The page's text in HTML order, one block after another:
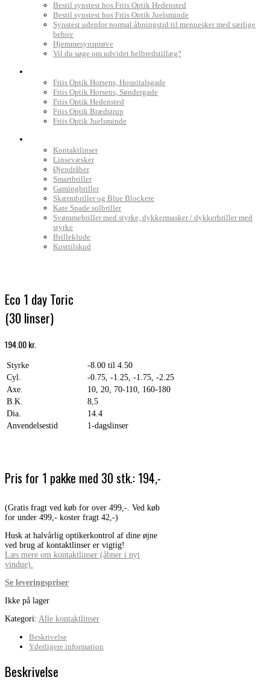
Bestil synstest hos Friis Optik Hedensted
Bestil synstest hos Friis Optik Juelsminde
Synstest udenfor normal åbningstid til mennesker med særlige
behov
Hjemmesynsprøve
Vil du søge om udvidet helbredstillæg?
Friis Optik Horsens, Hospitalsgade
Friis Optik Horsens, Søndergade
Friis Optik Hedensted
Friis Optik Brædstrup
Friis Optik Juelsminde
Kontaktlinser
Linsevæsker
Øjendråber
Smartbriller
Gamingbriller
Skærmbriller og Blue Blockere
Kate Spade solbriller
Svømmebriller med styrke, dykkermasker / dykkerbriller med
styrke
Brilleklude
Kosttilskud
Eco 1 day Toric
(30 linser)
194.00kr.
Styrke
-8.00 til 4.50
Cyl.
-0.75, -1.25, -1.75, -2.25
Axe.
10, 20, 70-110, 160-180
B.K.
8,5
Dia.
14.4
Anvendelsestid
1-dagslinser
Pris for 1 pakke med 30 stk.: 194,-
(Gratis fragt ved køb for over 499,-. Ved køb
for under 499,- koster fragt 42,-)
Husk at halvårlig optikerkontrol af dine øjne
ved brug af kontaktlinser er vigtig!
Læs mere om kontaktlinser (åbner i nyt
vindue).
Se leveringspriser
Ikke på lager
Kategori: Alle kontaktlinser
Beskrivelse
Yderligere information
Beskrivelse